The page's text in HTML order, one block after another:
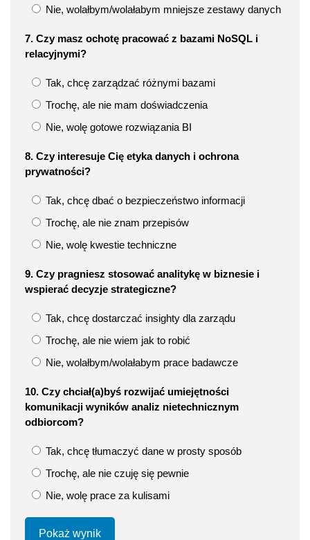
Nie, wolałbym/wolałabym mniejsze zestawy danych
7. Czy masz ochotę pracować z bazami NoSQL i
relacyjnymi?
Tak, chcę zarządzać różnymi bazami
Trochę, ale nie mam doświadczenia
Nie, wolę gotowe rozwiązania BI
8. Czy interesuje Cię etyka danych i ochrona
prywatności?
Tak, chcę dbać o bezpieczeństwo informacji
Trochę, ale nie znam przepisów
Nie, wolę kwestie techniczne
9. Czy pragniesz stosować analitykę w biznesie i
wspierać decyzje strategiczne?
Tak, chcę dostarczać insighty dla zarządu
Trochę, ale nie wiem jak to robić
Nie, wolałbym/wolałabym prace badawcze
10. Czy chciał(a)byś rozwijać umiejętności
komunikacji wyników analiz nietechnicznym
odbiorcom?
Tak, chcę tłumaczyć dane w prosty sposób
Trochę, ale nie czuję się pewnie
Nie, wolę prace za kulisami
Pokaż wynik